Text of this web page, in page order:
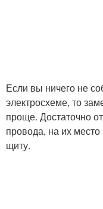
Если вы ничего не
электросхеме, то
проще. Достаточно
провода, на их
щиту.